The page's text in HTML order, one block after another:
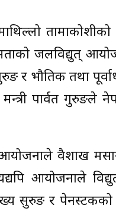
माथिल्लो
जलविद्युत्
र भौतिक तथा
पार्वत गुरुङले
आयोजनाले वैशाख
आयोजनाले
सुरुङ र